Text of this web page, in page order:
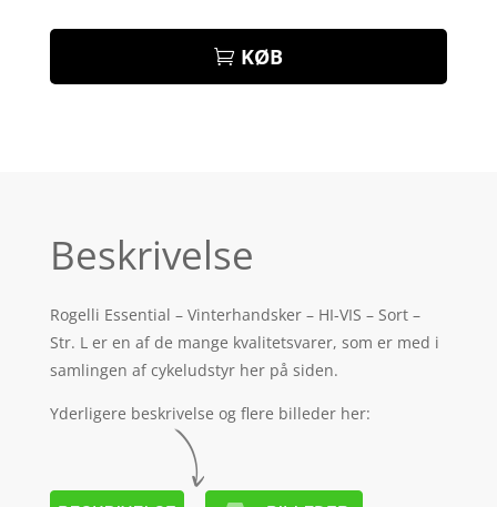
KØB
Beskrivelse
Rogelli Essential – Vinterhandsker – HI-VIS – Sort –
Str. L er en af de mange kvalitetsvarer, som er med i
samlingen af cykeludstyr her på siden.
Yderligere beskrivelse og flere billeder her: